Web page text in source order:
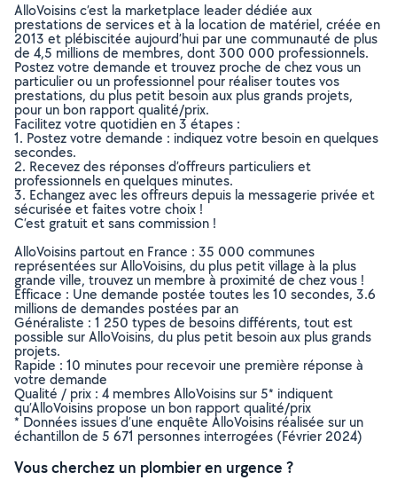
AlloVoisins c’est la marketplace leader dédiée aux
prestations de services et à la location de matériel, créée en
2013 et plébiscitée aujourd’hui par une communauté de plus
de 4,5 millions de membres, dont 300 000 professionnels.
Postez votre demande et trouvez proche de chez vous un
particulier ou un professionnel pour réaliser toutes vos
prestations, du plus petit besoin aux plus grands projets,
pour un bon rapport qualité/prix.
Facilitez votre quotidien en 3 étapes :
1. Postez votre demande : indiquez votre besoin en quelques
secondes.
2. Recevez des réponses d’offreurs particuliers et
professionnels en quelques minutes.
3. Echangez avec les offreurs depuis la messagerie privée et
sécurisée et faites votre choix !
C’est gratuit et sans commission !
AlloVoisins partout en France : 35 000 communes
représentées sur AlloVoisins, du plus petit village à la plus
grande ville, trouvez un membre à proximité de chez vous !
Efficace : Une demande postée toutes les 10 secondes, 3.6
millions de demandes postées par an
Généraliste : 1 250 types de besoins différents, tout est
possible sur AlloVoisins, du plus petit besoin aux plus grands
projets.
Rapide : 10 minutes pour recevoir une première réponse à
votre demande
Qualité / prix : 4 membres AlloVoisins sur 5* indiquent
qu’AlloVoisins propose un bon rapport qualité/prix
* Données issues d’une enquête AlloVoisins réalisée sur un
échantillon de 5 671 personnes interrogées (Février 2024)
Vous cherchez un plombier en urgence ?